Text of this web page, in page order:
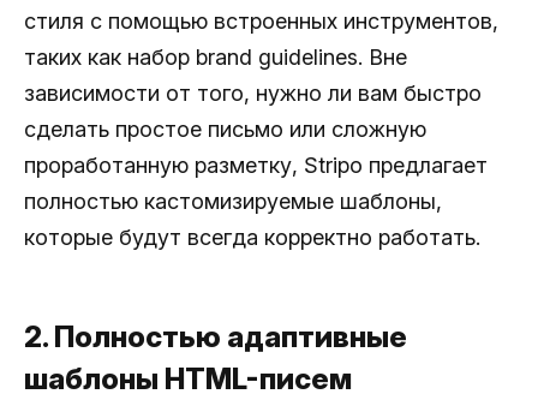
стиля с помощью встроенных инструментов,
таких как набор brand guidelines. Вне
зависимости от того, нужно ли вам быстро
сделать простое письмо или сложную
проработанную разметку, Stripo предлагает
полностью кастомизируемые шаблоны,
которые будут всегда корректно работать.
2. Полностью адаптивные
шаблоны HTML-писем